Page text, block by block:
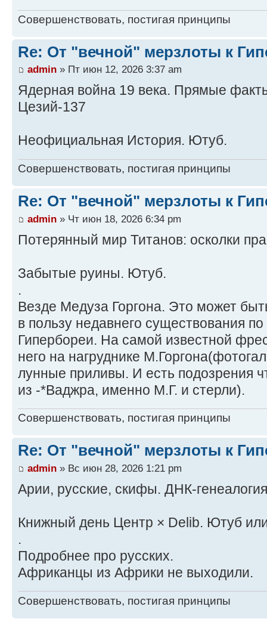
Совершенствовать, постигая принципы
Re: От "вечной" мерзлоты к
admin » Пт июн 12, 2026 3:37 am
Ядерная война 19 века. Прямые
Цезий-137
Неофициальная История. Ютуб.
Совершенствовать, постигая принципы
Re: От "вечной" мерзлоты к
admin » Чт июн 18, 2026 6:34 pm
Потерянный мир Титанов: осколки
Забытые руины. Ютуб.
.
Везде Медуза Горгона. Это может
в пользу недавнего существования
Гипербореи. На самой известной
него на нагруднике
лунные приливы. И есть подозрения
из -*Ваджра, именно М.Г. и стерли).
Совершенствовать, постигая принципы
Re: От "вечной" мерзлоты к
admin » Вс июн 28, 2026 1:21 pm
Арии, русские, скифы. ДНК-
Книжный день Центр × Delib. Ютуб
.
Подробнее про русских.
Африканцы из Африки не выходили.
Совершенствовать, постигая принципы